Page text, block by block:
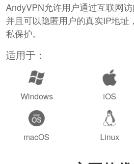
AndyVPN允许用户通过互联网
并且可以隐匿用户的真实IP地址
私保护。
适用于：
Windows iOS
macOS Linux